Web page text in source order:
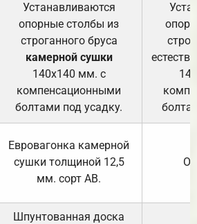
Устанавливаются
опорные столбы из
строганного бруса
камерной сушки
140х140 мм. с
компенсационными
болтами под усадку.
Евровагонка камерной
сушки толщиной 12,5
мм. сорт АВ.
Шпунтованная доска